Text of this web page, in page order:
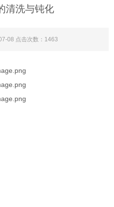
清洗与钝化
08 点击次数：1463